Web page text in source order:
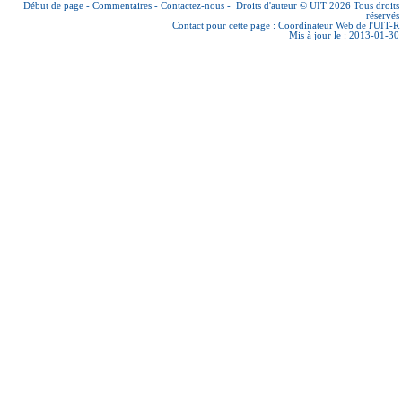
Début de page - Commentaires - Contactez-nous - Droits d'auteur © UIT 2026 Tous droits
réservés
Contact pour cette page : Coordinateur Web de l'UIT-R
Mis à jour le : 2013-01-30